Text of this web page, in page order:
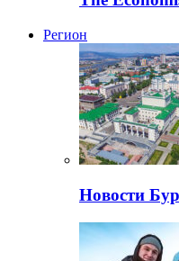
Регион
Новости